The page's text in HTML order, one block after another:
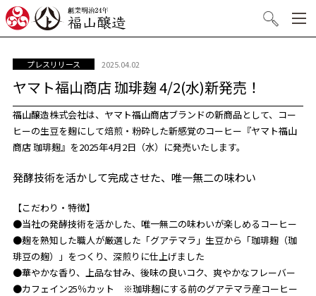
検索
プレスリリース 2025.04.02
ヤマト福山商店 珈琲麹 4/2(水)新発売！
福山醸造株式会社は、ヤマト福山商店ブランドの新商品として、コー
ヒーの生豆を麹にして焙煎・粉砕した新感覚のコーヒー『ヤマト福山
商店 珈琲麹』を2025年4月2日（水）に発売いたします。
発酵技術を活かして完成させた、唯一無二の味わい
【こだわり・特徴】
●当社の発酵技術を活かした、唯一無二の味わいが楽しめるコーヒー
●麹を熟知した職人が厳選した「グアテマラ」生豆から「珈琲麹（珈
琲豆の麹）」をつくり、深煎りに仕上げました
●華やかな香り、上品な甘み、後味の良いコク、爽やかなフレーバー
●カフェイン25％カット ※珈琲麹にする前のグアテマラ産コーヒー